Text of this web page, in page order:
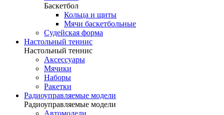
Баскетбол
Кольца и щиты
Мячи баскетбольные
Судейская форма
Настольный теннис
Настольный теннис
Аксессуары
Мячики
Наборы
Ракетки
Радиоуправляемые модели
Радиоуправляемые модели
Автомодели